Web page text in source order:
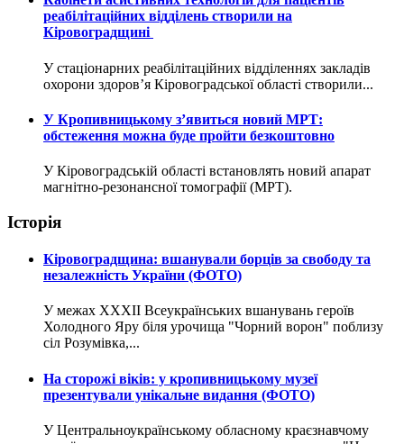
реабілітаційних відділень створили на
Кіровоградщині
У стаціонарних реабілітаційних відділеннях закладів
охорони здоров’я Кіровоградської області створили...
У Кропивницькому з’явиться новий МРТ:
обстеження можна буде пройти безкоштовно
У Кіровоградській області встановлять новий апарат
магнітно-резонансної томографії (МРТ).
Історія
Кіровоградщина: вшанували борців за свободу та
незалежність України (ФОТО)
У межах XXXII Всеукраїнських вшанувань героїв
Холодного Яру біля урочища "Чорний ворон" поблизу
сіл Розумівка,...
На сторожі віків: у кропивницькому музеї
презентували унікальне видання (ФОТО)
У Центральноукраїнському обласному краєзнавчому